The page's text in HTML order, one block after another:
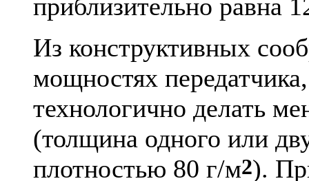
приблизительно равна
Из конструктивных
мощностях
технологично делать
(толщина одного или
плотностью 80 г/м2).